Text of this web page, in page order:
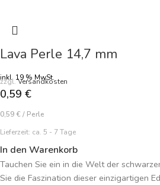
Jede einzelne Perle ist einzigartig und
sodass Sie Ihre individuellen Kreationen
Tauchen Sie nicht nur in die visuelle
in die symbolische Tiefe der Edelsteine
lassen Sie sich von der farbenfrohen
Bedeutung der zart bunt gemischten
kreativem Flair.
Lava Perle 14,7 mm
inkl. 19 % MwSt.
zzgl.Versandkosten
0,59 €
0,59 € / Perle
Lieferzeit: ca. 5 - 7 Tage
In den Warenkorb
Tauchen Sie ein in die Welt der
Sie die Faszination dieser einzigartigen